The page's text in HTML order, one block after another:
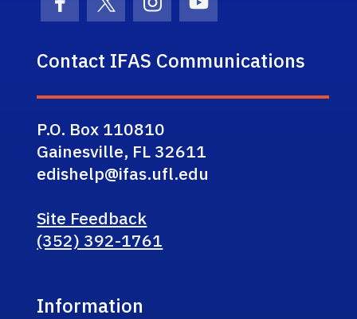
Facebook Icon
Twitter IconInstagram Icon
Youtube Icon
Contact IFAS Communications
P.O. Box 110810
Gainesville, FL 32611
edishelp@ifas.ufl.edu
Site Feedback
(352) 392-1761
Information